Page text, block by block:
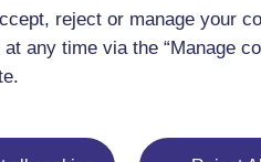
reject or manage your
any time via the “Manage
Précédent
Précédent